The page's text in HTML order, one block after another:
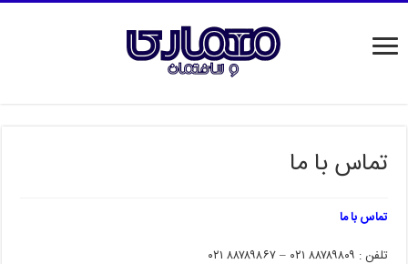
تماس با ما
تماس با ما
تلفن : ۸۸۷۸۹۸۰۹ ۰۲۱ – ۸۸۷۸۹۸۶۷ ۰۲۱